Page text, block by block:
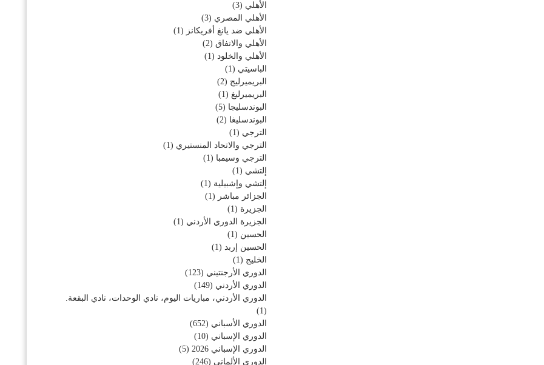
الأهلي (3)
الأهلي المصري (3)
الأهلي ضد يانغ أفريكانز (1)
الأهلي والاتفاق (2)
الأهلي والخلود (1)
الباسيتي (1)
البريميرليج (2)
البريميرليغ (1)
البوندسليجا (5)
البوندسليغا (2)
الترجي (1)
الترجي والاتحاد المنستيري (1)
الترجي وسيمبا (1)
إلتشي (1)
إلتشي وإشبيلية (1)
الجزائر مباشر (1)
الجزيرة (1)
الجزيرة الدوري الأردني (1)
الحسين (1)
الحسين إربد (1)
الخليج (1)
الدوري الأرجنتيني (123)
الدوري الأردني (149)
الدوري الأردني، مباريات اليوم، نادي الوحدات، نادي البقعة.
(1)
الدوري الأسباني (652)
الدوري الإسباني (10)
الدوري الإسباني 2026
(5)
الدوري الألماني (246)